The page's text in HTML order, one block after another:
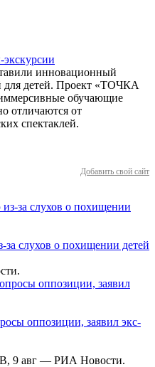
инновационный
для детей. Проект «ТОЧКА
обучающие
отличаются от
спектаклей.
Добавить свой сайт
слухов о похищении детей
оппозиции, заявил экс-
9 авг — РИА Новости.